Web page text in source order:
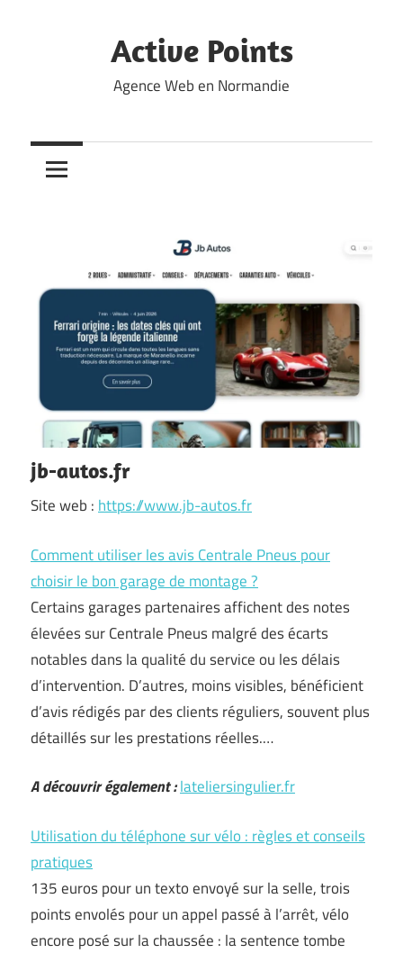
Active Points
Agence Web en Normandie
jb-autos.fr
Site web : https://www.jb-autos.fr
Comment utiliser les avis Centrale Pneus pour
choisir le bon garage de montage ?
Certains garages partenaires affichent des notes
élevées sur Centrale Pneus malgré des écarts
notables dans la qualité du service ou les délais
d’intervention. D’autres, moins visibles, bénéficient
d’avis rédigés par des clients réguliers, souvent plus
détaillés sur les prestations réelles.…
A découvrir également :lateliersingulier.fr
Utilisation du téléphone sur vélo : règles et conseils
pratiques
135 euros pour un texto envoyé sur la selle, trois
points envolés pour un appel passé à l’arrêt, vélo
encore posé sur la chaussée : la sentence tombe